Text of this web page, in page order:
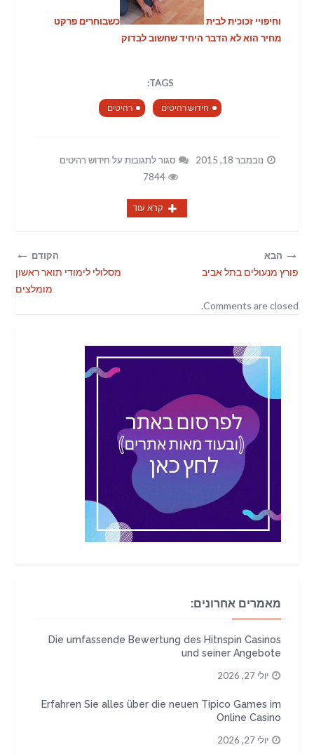
וחיפויי זכוכית לבית
כשבוחרים פרקט
מחיר הוא לא הדבר היחיד שחשוב לבדוק
TAGS:
חידוש רהיטים רהיטים
נובמבר 18, 2015 סגור לתגובות על חידוש רהיטים
קרא עוד
← הקודם
מסלולי לימודי תואר ראשון
מומלצים
→
פורץ מנעולים בתל אביב
Comments are closed.
מאמרים אחרונים:
Die umfassende Bewertung des Hitnspin Casinos
und seiner Angebote
יולי 27, 2026
Erfahren Sie alles über die neuen Tipico Games im
Online Casino
יולי 27, 2026